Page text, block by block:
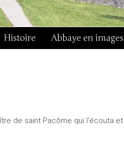
Histoire Abbaye en images
de saint Pacôme qui l'écouta